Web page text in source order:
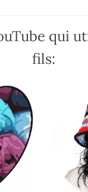
qui
fils: